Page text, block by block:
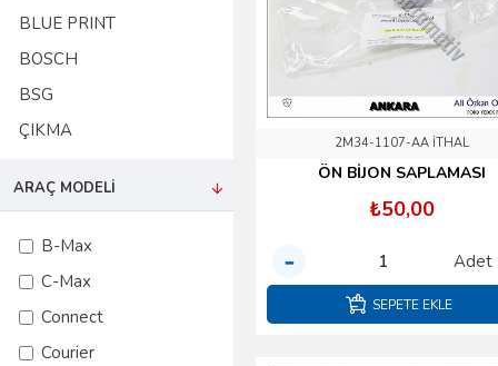
BLUE PRINT
BOSCH
BSG
ÇIKMA
DEFU
DELPHI
DEPO
DP
ELRİNG
ARAÇ MODELI
B-Max
C-Max
Connect
Courier
2M34-1107-AA İTHAL
ÖN BİJON SAPLAMASI
₺50,00
Adet
SEPETE EKLE